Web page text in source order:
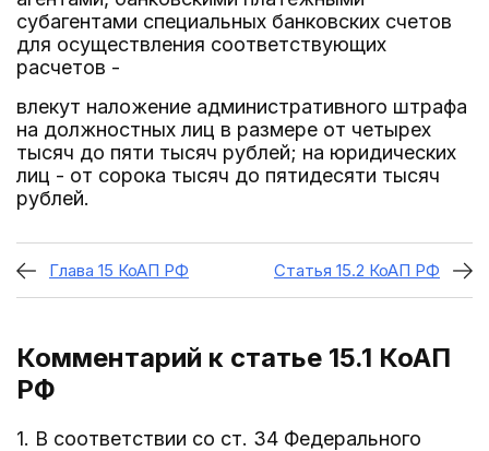
субагентами специальных банковских счетов
для осуществления соответствующих
расчетов -
влекут наложение административного штрафа
на должностных лиц в размере от четырех
тысяч до пяти тысяч рублей; на юридических
лиц - от сорока тысяч до пятидесяти тысяч
рублей.
Глава 15 КоАП РФ Статья 15.2 КоАП РФ
Комментарий к статье 15.1 КоАП
РФ
1. В соответствии со ст. 34 Федерального